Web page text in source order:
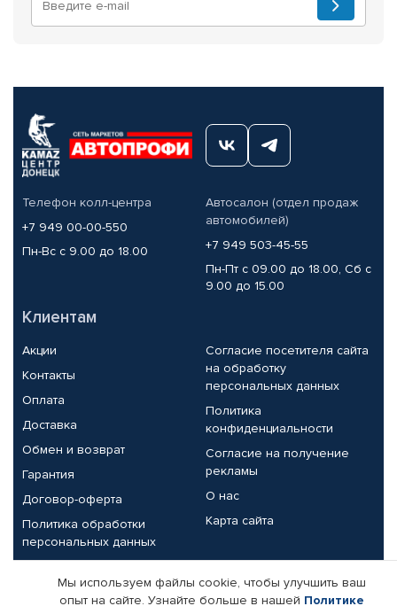
Телефон колл-центра
+7 949 00-00-550
Пн-Вс с 9.00 до 18.00
Автосалон (отдел продаж
автомобилей)
+7 949 503-45-55
Пн-Пт с 09.00 до 18.00, Сб с
9.00 до 15.00
Клиентам
Акции
Контакты
Оплата
Доставка
Обмен и возврат
Гарантия
Договор-оферта
Политика обработки
персональных данных
Согласие посетителя сайта
на обработку
персональных данных
Политика
конфиденциальности
Согласие на получение
рекламы
О нас
Карта сайта
Партнерам
Мы используем файлы cookie, чтобы улучшить ваш
опыт на сайте. Узнайте больше в нашей Политике